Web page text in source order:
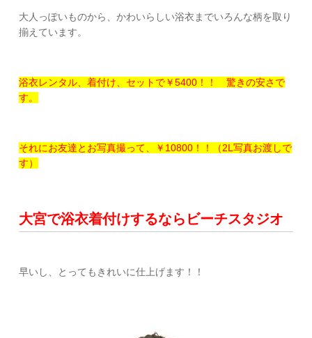
大人っぽいものから、かわいらしい浴衣までいろんな柄を取り
揃えています。
浴衣レンタル、着付け、セットで￥5400！！ 驚きの安さで
す。
それにお友達とお写真撮って、￥10800！！（2L写真お渡しで
す）
大宮で浴衣着付けするならビーチスタジオ
早いし、とってもきれいに仕上げます！！